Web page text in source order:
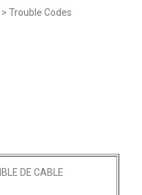
Trouble Codes
DE CABLE